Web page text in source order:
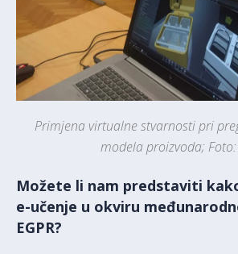
Primjena virtualne stvarnosti pri
modela proizvoda; Foto:
Možete li nam predstaviti
e-učenje u okviru
EGPR?